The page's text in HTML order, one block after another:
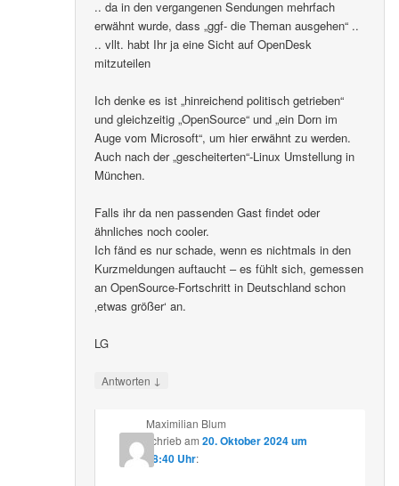
.. da in den vergangenen Sendungen mehrfach
erwähnt wurde, dass „ggf- die Theman ausgehen“ ..
.. vllt. habt Ihr ja eine Sicht auf OpenDesk
mitzuteilen
Ich denke es ist „hinreichend politisch getrieben“
und gleichzeitig „OpenSource“ und „ein Dorn im
Auge vom Microsoft“, um hier erwähnt zu werden.
Auch nach der „gescheiterten“-Linux Umstellung in
München.
Falls ihr da nen passenden Gast findet oder
ähnliches noch cooler.
Ich fänd es nur schade, wenn es nichtmals in den
Kurzmeldungen auftaucht – es fühlt sich, gemessen
an OpenSource-Fortschritt in Deutschland schon
‚etwas größer‘ an.
LG
Antworten ↓
Maximilian Blum
schriebam 20. Oktober 2024 um
08:40 Uhr: